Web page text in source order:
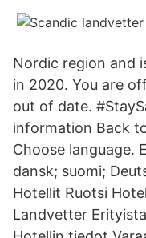
Nordic region and
in 2020. You are
out of date.
information Back
Choose language.
dansk; suomi;
Hotellit Ruotsi
Landvetter